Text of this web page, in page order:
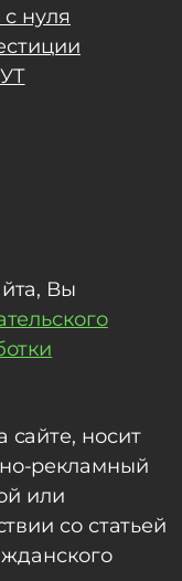
нуля
Вы
носит
рекламный
или
со статьей